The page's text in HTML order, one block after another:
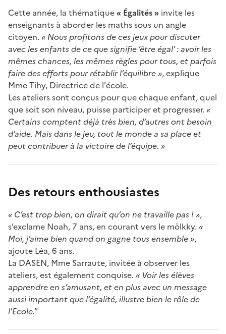
Cette année, la thématique« Égalités » invite les
enseignants à aborder les maths sous un angle
citoyen. « Nous profitons de ces jeux pour discuter
avec les enfants de ce que signifie ‘être égal’ : avoir les
mêmes chances, les mêmes règles pour tous, et parfois
faire des efforts pour rétablir l’équilibre », explique
Mme Tihy, Directrice de l'école.
Les ateliers sont conçus pour que chaque enfant, quel
que soit son niveau, puisse participer et progresser. «
Certains comptent déjà très bien, d’autres ont besoin
d’aide. Mais dans le jeu, tout le monde a sa place et
peut contribuer à la victoire de l’équipe. »
Des retours enthousiastes
« C’est trop bien, on dirait qu’on ne travaille pas ! »,
s’exclame Noah, 7 ans, en courant vers le mölkky. «
Moi, j’aime bien quand on gagne tous ensemble »,
ajoute Léa, 6 ans.
La DASEN, Mme Sarraute, invitée à observer les
ateliers, est également conquise. « Voir les élèves
apprendre en s’amusant, et en plus avec un message
aussi important que l’égalité, illustre bien le rôle de
l'Ecole."